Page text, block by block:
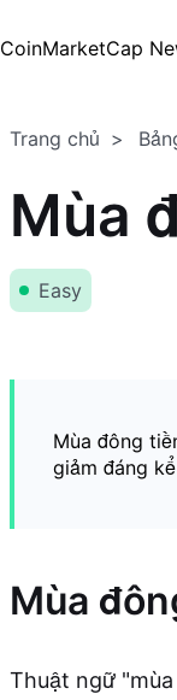
CoinMarketCap
Trang chủ
Mùa
Easy
Mùa đông
giảm đáng
Mùa
Thuật ngữ